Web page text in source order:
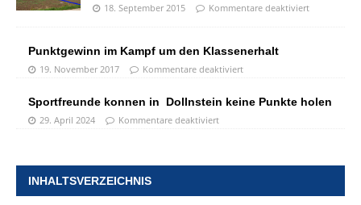
18. September 2015 Kommentare deaktiviert
Punktgewinn im Kampf um den Klassenerhalt
19. November 2017 Kommentare deaktiviert
Sportfreunde konnen in Dollnstein keine Punkte holen
29. April 2024 Kommentare deaktiviert
INHALTSVERZEICHNIS